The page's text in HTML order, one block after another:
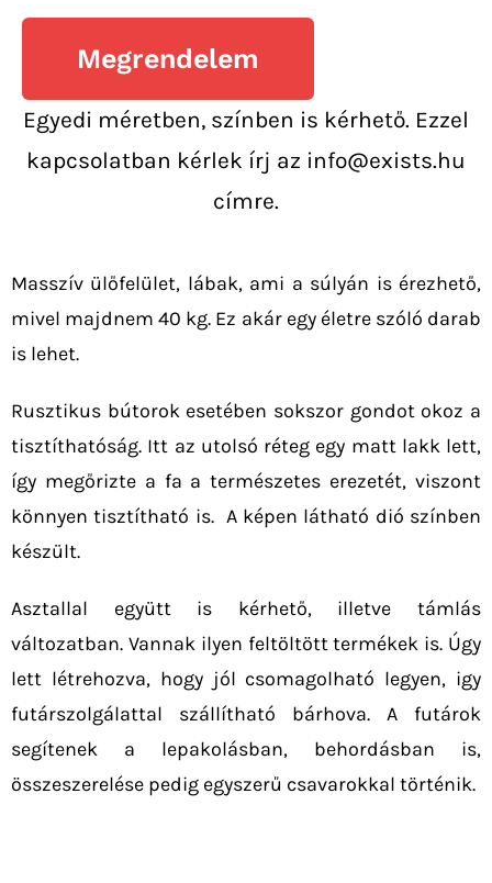
Megrendelem
Egyedi méretben, színben is kérhető. Ezzel
kapcsolatban kérlek írj az info@exists.hu
címre.
Masszív ülőfelület, lábak, ami a súlyán is érezhető,
mivel majdnem 40 kg. Ez akár egy életre szóló darab
is lehet.
Rusztikus bútorok esetében sokszor gondot okoz a
tisztíthatóság. Itt az utolsó réteg egy matt lakk lett,
így megőrizte a fa a természetes erezetét, viszont
könnyen tisztítható is. A képen látható dió színben
készült.
Asztallal együtt is kérhető, illetve támlás
változatban. Vannak ilyen feltöltött termékek is. Úgy
lett létrehozva, hogy jól csomagolható legyen, igy
futárszolgálattal szállítható bárhova. A futárok
segítenek a lepakolásban, behordásban is,
összeszerelése pedig egyszerű csavarokkal történik.